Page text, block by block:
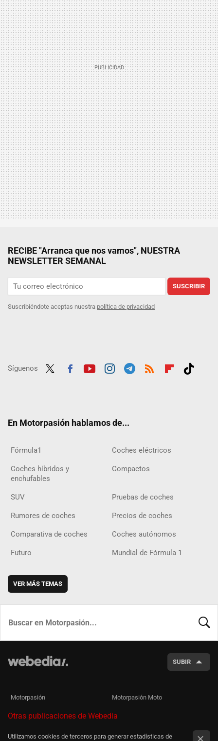
RECIBE "Arranca que nos vamos", NUESTRA
NEWSLETTER SEMANAL
SUSCRIBIR
Suscribiéndote aceptas nuestra política de privacidad
Síguenos
En Motorpasión hablamos de...
Fórmula1 Coches eléctricos
Coches híbridos y
enchufables
Compactos
SUV Pruebas de coches
Rumores de coches Precios de coches
Comparativa de coches Coches autónomos
Futuro Mundial de Fórmula 1
VER MÁS TEMAS
SUBIR
Motorpasión Motorpasión Moto
Otras publicaciones de Webedia
Utilizamos cookies de terceros para generar estadísticas de